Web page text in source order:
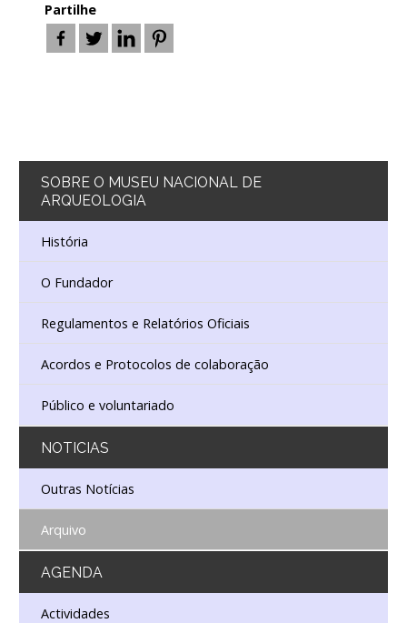
Partilhe
SOBRE O MUSEU NACIONAL DE
ARQUEOLOGIA
História
O Fundador
Regulamentos e Relatórios Oficiais
Acordos e Protocolos de colaboração
Público e voluntariado
NOTICIAS
Outras Notícias
Arquivo
AGENDA
Actividades